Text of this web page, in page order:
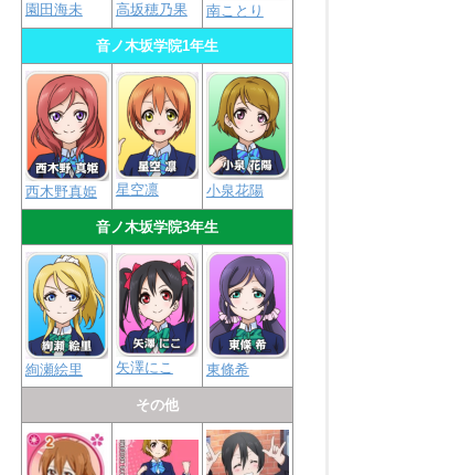
園田海未 高坂穂乃果 南ことり
音ノ木坂学院1年生
西木野真姫 星空凛 小泉花陽
音ノ木坂学院3年生
絢瀬絵里 矢澤にこ 東條希
その他